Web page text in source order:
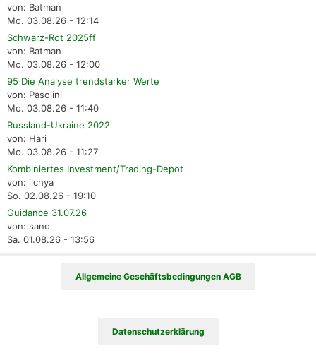
von: Batman
Mo. 03.08.26 - 12:14
Schwarz-Rot 2025ff
von: Batman
Mo. 03.08.26 - 12:00
95 Die Analyse trendstarker Werte
von: Pasolini
Mo. 03.08.26 - 11:40
Russland-Ukraine 2022
von: Hari
Mo. 03.08.26 - 11:27
Kombiniertes Investment/Trading-Depot
von: ilchya
So. 02.08.26 - 19:10
Guidance 31.07.26
von: sano
Sa. 01.08.26 - 13:56
Allgemeine Geschäftsbedingungen AGB
Datenschutzerklärung